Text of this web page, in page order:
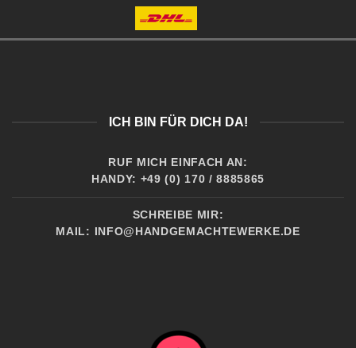
ICH BIN FÜR DICH DA!
RUF MICH EINFACH AN:
HANDY: +49 (0) 170 / 8885865
SCHREIBE MIR:
MAIL:
INFO@HANDGEMACHTEWERKE.DE